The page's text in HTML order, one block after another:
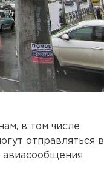
в том числе
отправляться в
авиасообщения